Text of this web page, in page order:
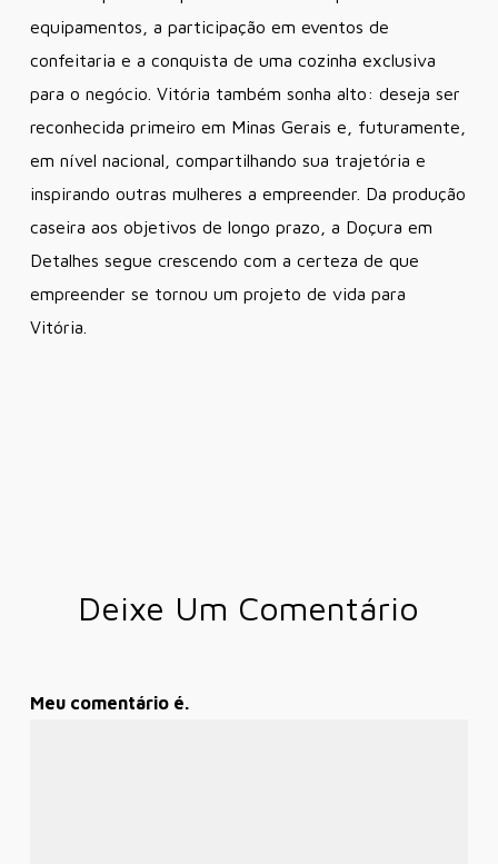
equipamentos, a participação em eventos de
confeitaria e a conquista de uma cozinha exclusiva
para o negócio. Vitória também sonha alto: deseja ser
reconhecida primeiro em Minas Gerais e, futuramente,
em nível nacional, compartilhando sua trajetória e
inspirando outras mulheres a empreender. Da produção
caseira aos objetivos de longo prazo, a Doçura em
Detalhes segue crescendo com a certeza de que
empreender se tornou um projeto de vida para
Vitória.
Deixe Um Comentário
Meu comentário é.